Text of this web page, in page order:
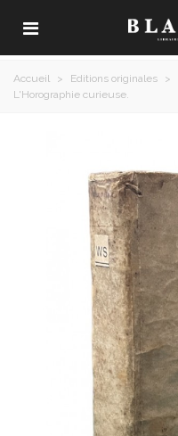
Accueil > Editions originales >
L'Horographie curieuse.